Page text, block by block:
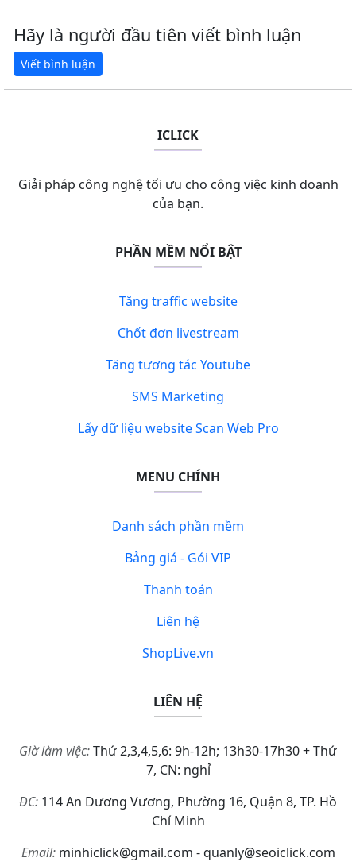
Hãy là người đầu tiên viết bình luận
ICLICK
Giải pháp công nghệ tối ưu cho công việc kinh doanh
của bạn.
PHẦN MỀM NỔI BẬT
Tăng traffic website
Chốt đơn livestream
Tăng tương tác Youtube
SMS Marketing
Lấy dữ liệu website Scan Web Pro
MENU CHÍNH
Danh sách phần mềm
Bảng giá - Gói VIP
Thanh toán
Liên hệ
ShopLive.vn
LIÊN HỆ
Giờ làm việc:Thứ 2,3,4,5,6: 9h-12h; 13h30-17h30 + Thứ
7, CN: nghỉ
ĐC: 114 An Dương Vương, Phường 16, Quận 8, TP. Hồ
Chí Minh
Email:minhiclick@gmail.com - quanly@seoiclick.com